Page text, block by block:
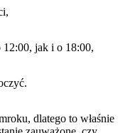
12:00, jak i o 18:00,
dlatego to właśnie